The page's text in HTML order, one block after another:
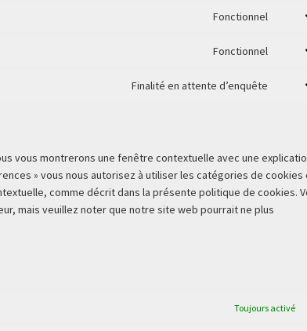
Fonctionnel
Fonctionnel
Finalité en attente d’enquête
vous montrerons une fenêtre contextuelle avec une
» vous nous autorisez à utiliser les catégories de cookies
comme décrit dans la présente politique de cookies.
mais veuillez noter que notre site web pourrait ne plus
Toujours activé